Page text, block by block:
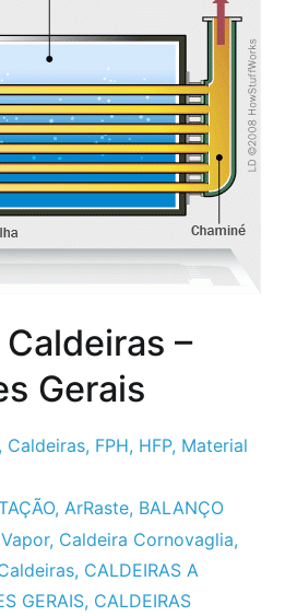
–
Gerais
, Caldeiras, FPH, HFP, Material
, ArRaste, BALANÇO
, Caldeira Cornovaglia,
, CALDEIRAS A
GERAIS, CALDEIRAS